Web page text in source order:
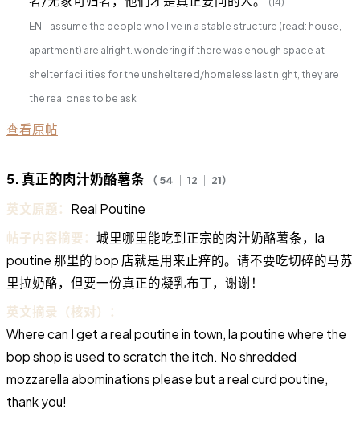
EN: i assume the people who live in a stable structure (read: house,
apartment) are alright. wondering if there was enough space at
shelter facilities for the unsheltered/homeless last night, they are
the real ones to be ask
查看原帖
5. 真正的肉汁奶酪薯条 （ 54 ｜ 12 ｜ 21）
英文原题： Real Poutine
帖子内容摘要： 城里哪里能吃到正宗的肉汁奶酪薯条，la
poutine 那里的 bop 店就是用来止痒的。请不要吃切碎的马苏
里拉奶酪，但要一份真正的凝乳布丁，谢谢！
英文摘录（核对）：
Where can I get a real poutine in town, la poutine where the
bop shop is used to scratch the itch. No shredded
mozzarella abominations please but a real curd poutine,
thank you!